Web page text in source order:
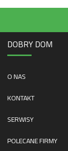
DOBRY DOM
O NAS
KONTAKT
SERWISY
POLECANE FIRMY